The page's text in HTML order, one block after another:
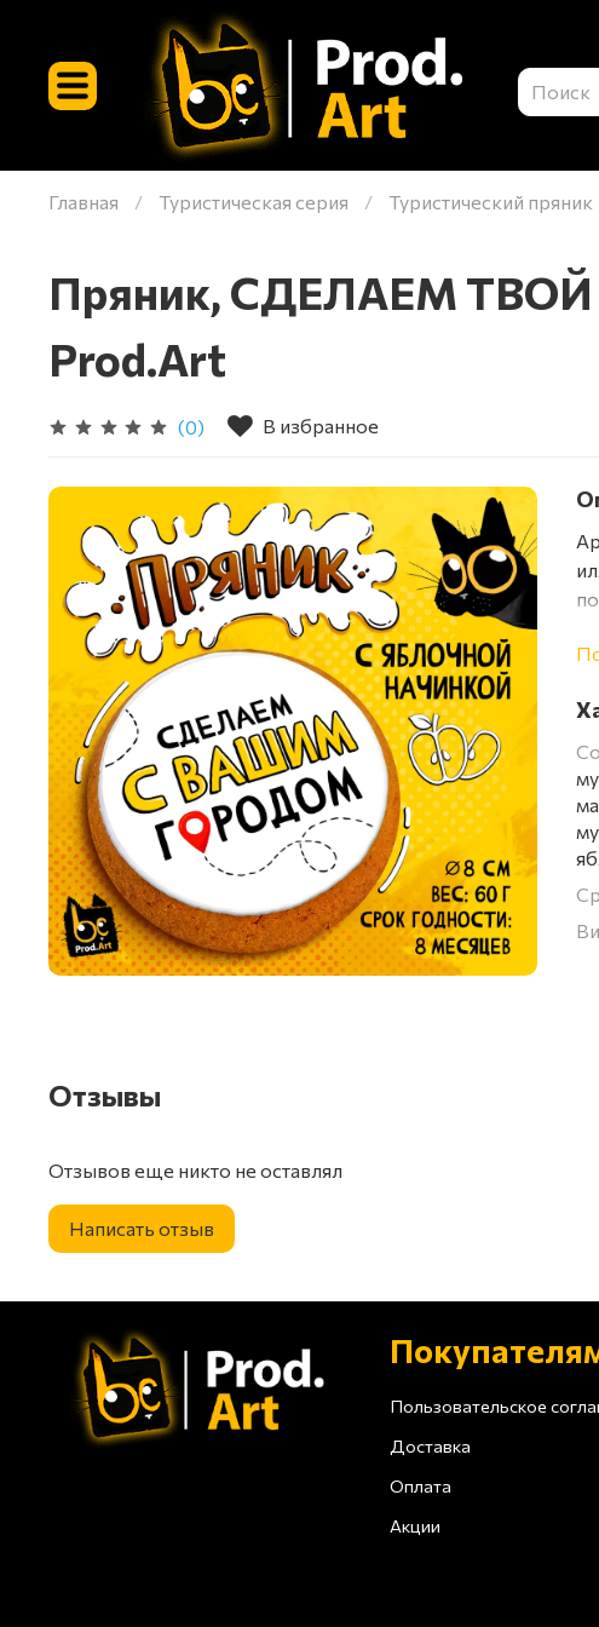
Главная Туристическая серия Туристический пряник
Пряник, СДЕЛАЕМ ТВОЙ
Prod.Art
(0) В избранное
Отзывы
Отзывов еще никто не оставлял
Написать отзыв
Пользовательское
Доставка
Оплата
Акции